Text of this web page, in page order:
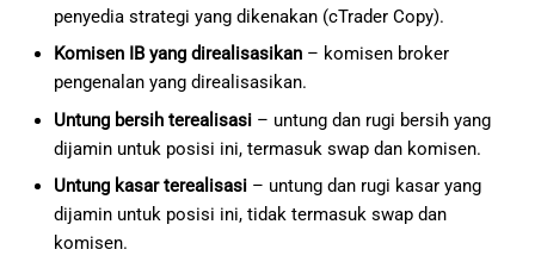
penyedia strategi yang dikenakan (cTrader Copy).
Komisen IB yang direalisasikan– komisen broker
pengenalan yang direalisasikan.
Untung bersih terealisasi– untung dan rugi bersih yang
dijamin untuk posisi ini, termasuk swap dan komisen.
Untung kasar terealisasi– untung dan rugi kasar yang
dijamin untuk posisi ini, tidak termasuk swap dan
komisen.